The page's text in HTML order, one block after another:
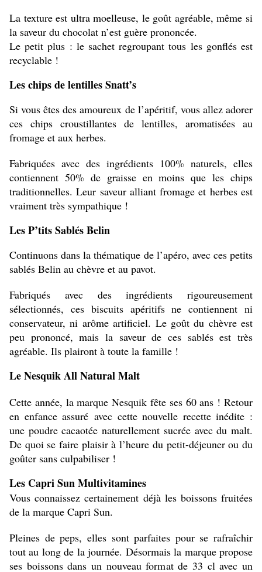
La texture est ultra moelleuse, le goût agréable, même si
la saveur du chocolat n’est guère prononcée.
Le petit plus : le sachet regroupant tous les gonflés est
recyclable !
Les chips de lentilles Snatt’s
Si vous êtes des amoureux de l’apéritif, vous allez adorer
ces chips croustillantes de lentilles, aromatisées au
fromage et aux herbes.
Fabriquées avec des ingrédients 100% naturels, elles
contiennent 50% de graisse en moins que les chips
traditionnelles. Leur saveur alliant fromage et herbes est
vraiment très sympathique !
Les P’tits Sablés Belin
Continuons dans la thématique de l’apéro, avec ces petits
sablés Belin au chèvre et au pavot.
Fabriqués avec des ingrédients rigoureusement
sélectionnés, ces biscuits apéritifs ne contiennent ni
conservateur, ni arôme artificiel. Le goût du chèvre est
peu prononcé, mais la saveur de ces sablés est très
agréable. Ils plairont à toute la famille !
Le Nesquik All Natural Malt
Cette année, la marque Nesquik fête ses 60 ans ! Retour
en enfance assuré avec cette nouvelle recette inédite :
une poudre cacaotée naturellement sucrée avec du malt.
De quoi se faire plaisir à l’heure du petit-déjeuner ou du
goûter sans culpabiliser !
Les Capri Sun Multivitamines
Vous connaissez certainement déjà les boissons fruitées
de la marque Capri Sun.
Pleines de peps, elles sont parfaites pour se rafraîchir
tout au long de la journée. Désormais la marque propose
ses boissons dans un nouveau format de 33 cl avec un